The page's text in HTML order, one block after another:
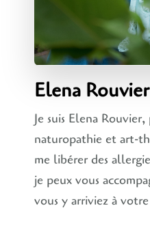
Elena Rouvier
Je suis Elena
naturopathie et art-
me libérer des
je peux vous
vous y arriviez à